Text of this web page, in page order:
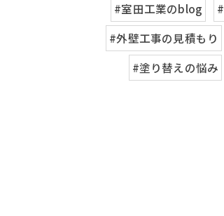
#室田工業のblog
#外壁工事の見積もり
#塗り替えの悩み